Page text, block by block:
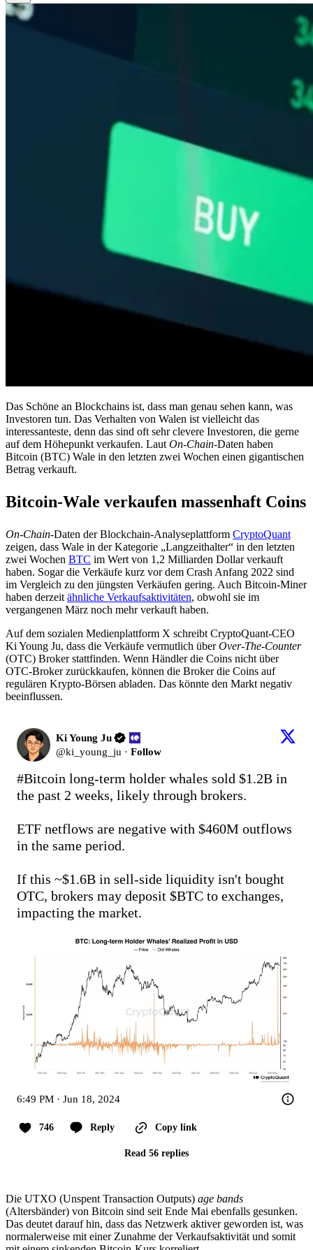
Das Schöne an Blockchains ist, dass man genau sehen kann, was
Investoren tun. Das Verhalten von Walen ist vielleicht das
interessanteste, denn das sind oft sehr clevere Investoren, die gerne
auf dem Höhepunkt verkaufen. Laut On-Chain-Daten haben
Bitcoin (BTC) Wale in den letzten zwei Wochen einen gigantischen
Betrag verkauft.
Bitcoin-Wale verkaufen massenhaft Coins
On-Chain-Daten der Blockchain-Analyseplattform CryptoQuant
zeigen, dass Wale in der Kategorie „Langzeithalter“ in den letzten
zwei Wochen BTC im Wert von 1,2 Milliarden Dollar verkauft
haben. Sogar die Verkäufe kurz vor dem Crash Anfang 2022 sind
im Vergleich zu den jüngsten Verkäufen gering. Auch Bitcoin-Miner
haben derzeit ähnliche Verkaufsaktivitäten, obwohl sie im
vergangenen März noch mehr verkauft haben.
Auf dem sozialen Medienplattform X schreibt CryptoQuant-CEO
Ki Young Ju, dass die Verkäufe vermutlich überOver-The-Counter
(OTC) Broker stattfinden. Wenn Händler die Coins nicht über
OTC-Broker zurückkaufen, können die Broker die Coins auf
regulären Krypto-Börsen abladen. Das könnte den Markt negativ
beeinflussen.
Ki Young Ju
@ki_young_ju · Follow
#Bitcoin long-term holder whales sold $1.2B in
the past 2 weeks, likely through brokers.
ETF netflows are negative with $460M outflows
in the same period.
If this ~$1.6B in sell-side liquidity isn't bought
OTC, brokers may deposit $BTC to exchanges,
impacting the market.
6:49 PM · Jun 18, 2024
746 Reply Copy link
Read 56 replies
Die UTXO (Unspent Transaction Outputs) age bands
(Altersbänder) von Bitcoin sind seit Ende Mai ebenfalls gesunken.
Das deutet darauf hin, dass das Netzwerk aktiver geworden ist, was
normalerweise mit einer Zunahme der Verkaufsaktivität und somit